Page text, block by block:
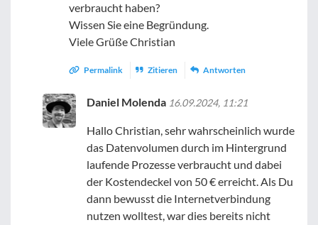
verbraucht haben?
Wissen Sie eine Begründung.
Viele Grüße Christian
Permalink Zitieren Antworten
Daniel Molenda 16.09.2024, 11:21
Hallo Christian, sehr wahrscheinlich wurde
das Datenvolumen durch im Hintergrund
laufende Prozesse verbraucht und dabei
der Kostendeckel von 50 € erreicht. Als Du
dann bewusst die Internetverbindung
nutzen wolltest, war dies bereits nicht